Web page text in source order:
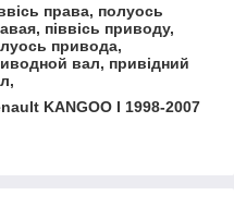
права, полуось
піввісь приводу,
привода,
вал, привідний
KANGOO I 1998-2007